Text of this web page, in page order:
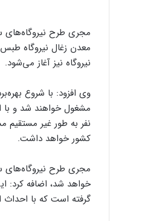
مجری طرح‌ نیروگاه‌های
معدن زغال نیروگاه
نیروگاه نیز آغاز می‌شود.
نفر به طور غیر
کشور خواهد داشت.
گرفته است که با احداث این نیروگاه سالانه 1.2 میلیارد